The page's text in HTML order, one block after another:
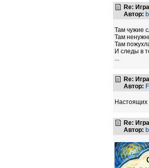
Re:
Автор:
Там чужие
Там
Там
И следы в
...
Re:
Автор:
Настоящих
Re:
Автор: